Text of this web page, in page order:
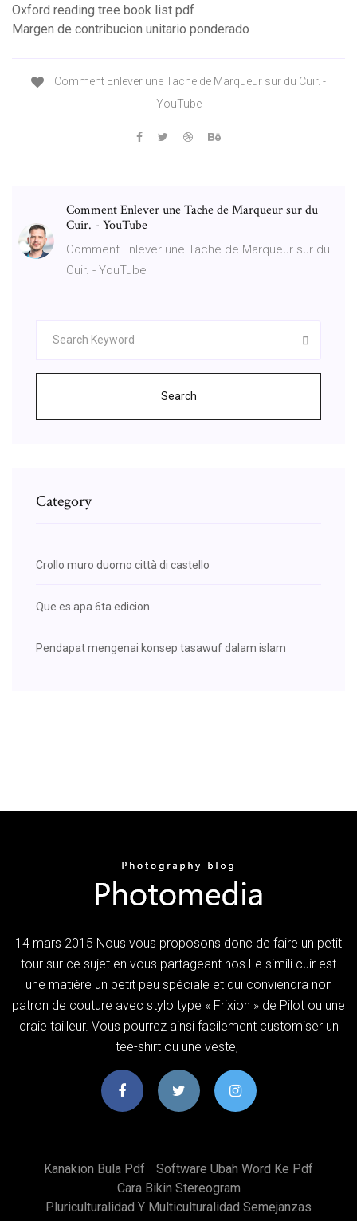
Oxford reading tree book list pdf
Margen de contribucion unitario ponderado
Comment Enlever une Tache de Marqueur sur du Cuir. -
YouTube
Comment Enlever une Tache de Marqueur sur du
Cuir. - YouTube
Comment Enlever une Tache de Marqueur sur du
Cuir. - YouTube
Search
Category
Crollo muro duomo città di castello
Que es apa 6ta edicion
Pendapat mengenai konsep tasawuf dalam islam
14 mars 2015 Nous vous proposons donc de faire un petit
tour sur ce sujet en vous partageant nos Le simili cuir est
une matière un petit peu spéciale et qui conviendra non
patron de couture avec stylo type « Frixion » de Pilot ou une
craie tailleur. Vous pourrez ainsi facilement customiser un
tee-shirt ou une veste,
Kanakion Bula Pdf
Software Ubah Word Ke Pdf
Cara Bikin Stereogram
Pluriculturalidad Y Multiculturalidad Semejanzas